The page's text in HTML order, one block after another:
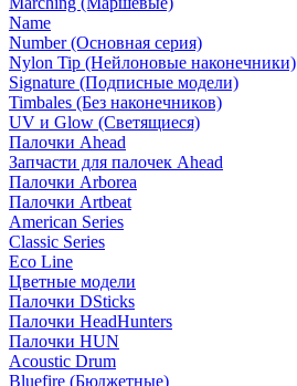
Name
Number (Основная серия)
Nylon Tip (Нейлоновые наконечники)
Signature (Подписные модели)
Timbales (Без наконечников)
UV и Glow (Светящиеся)
Палочки Ahead
Запчасти для палочек Ahead
Палочки Arborea
Палочки Artbeat
American Series
Classic Series
Eco Line
Цветные модели
Палочки DSticks
Палочки HeadHunters
Палочки HUN
Acoustic Drum
Bluefire (Бюджетные)